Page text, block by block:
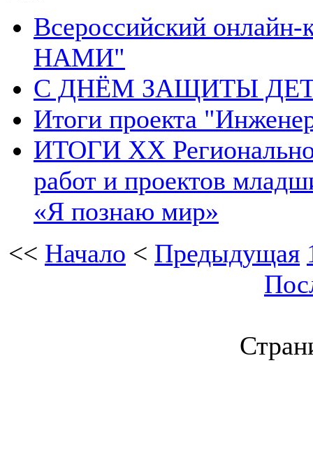
Всероссийский
НАМИ"
С ДНЁМ ЗАЩИТЫ
Итоги проекта
ИТОГИ XX
работ и проектов
«Я познаю мир»
<< Начало < Предыдущая